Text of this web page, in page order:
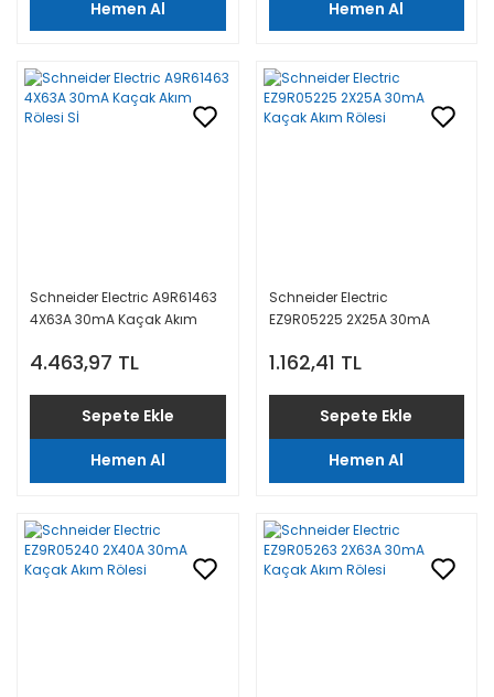
Hemen Al Hemen Al
Schneider Electric A9R61463
4X63A 30mA Kaçak Akım
4.463,97 TL
Sepete Ekle
Hemen Al
Schneider Electric
EZ9R05225 2X25A 30mA
1.162,41 TL
Sepete Ekle
Hemen Al